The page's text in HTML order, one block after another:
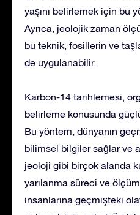
yaşını belirlemek için bu
Ayrıca, jeolojik zaman
bu teknik, fosillerin ve
de uygulanabilir.
Karbon-14 tarihlemesi,
belirleme konusunda
Bu yöntem, dünyanın
bilimsel bilgiler sağlar ve
jeoloji gibi birçok alanda
yarılanma süreci ve
insanlarına geçmişteki